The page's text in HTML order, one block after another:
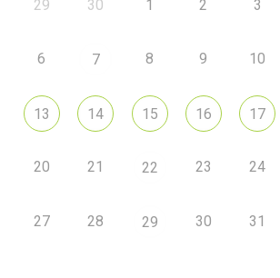
29 30 1 2 3
6 7 8 9 10
13 14 15 16 17
20 21 22 23 24
27 28 29 30 31